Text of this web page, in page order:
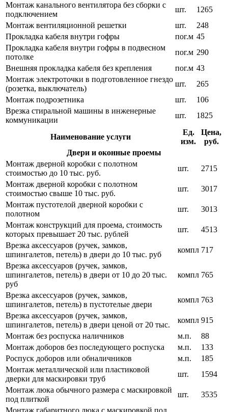
Монтаж канального вентилятора без сборки с
подключением
шт.
1265
Монтаж вентиляционной решетки
шт.
248
Прокладка кабеля внутри гофры
пог.м 45
Прокладка кабеля внутри гофры в подвесном
потолке
пог.м 290
Внешняя прокладка кабеля без крепления
пог.м 43
Монтаж электроточки в подготовленное гнездо
(розетка, выключатель)
шт.
265
Монтаж подрозетника
шт.
106
Врезка стиральной машины в инженерные
коммуникации
шт. 1825
Наименование услуги
Ед.
изм.
Цена,
руб.
Двери и оконные проемы
Монтаж дверной коробки с полотном
стоимостью до 10 тыс. руб.
шт.
2715
Монтаж дверной коробки с полотном
стоимостью свыше 10 тыс. руб.
шт.
3017
Монтаж пустотелой дверной коробки с
полотном
шт.
3013
Монтаж конструкций для проема, стоимость
которых превышает 20 тыс. рублей
шт.
4513
Врезка аксессуаров (ручек, замков,
шпингалетов, петель) в двери до 10 тыс. руб
компл 717
Врезка аксессуаров (ручек, замков,
шпингалетов, петель) в двери от 10 до 20 тыс.
руб
компл 765
Врезка аксессуаров (ручек, замков,
шпингалетов, петель) в пустотелые двери
компл 763
Врезка аксессуаров (ручек, замков,
шпингалетов, петель) в двери ценой от 20 тыс.
компл 915
Монтаж без роспуска наличников
м.п.
88
Монтаж доборов без последующего роспуска
м.п.
133
Роспуск доборов или обналичников
м.п.
185
Монтаж металлической или пластиковой
дверки для маскировки труб
шт.
1594
Монтаж люка обычного размера с маскировкой
под плиткой
шт.
3535